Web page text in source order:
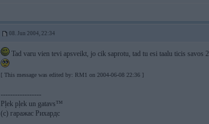
08. Jun 2004, 22:34
Tad varu vien tevi apsveikt, jo cik saprotu, tad tu esi taalu ticis savos
[ This message was edited by: RM1 on 2004-06-08 22:36 ]
-----------------
Pļek pļek un gatavs™
(c) гаражас Рихардс